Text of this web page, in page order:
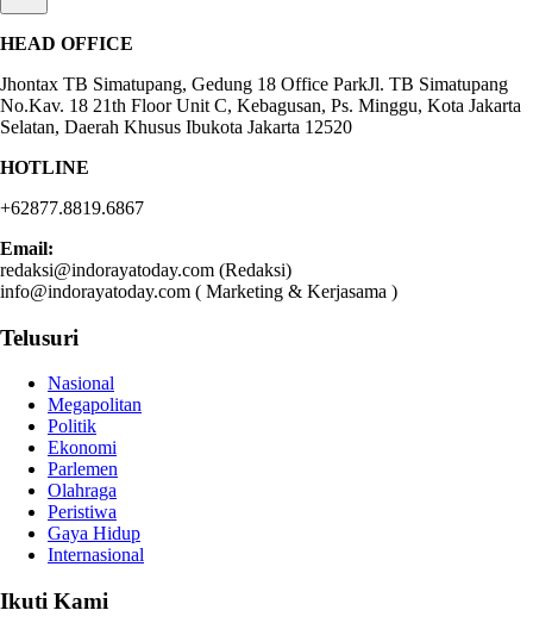
HEAD OFFICE
Jhontax TB Simatupang, Gedung 18 Office ParkJl. TB Simatupang
No.Kav. 18 21th Floor Unit C, Kebagusan, Ps. Minggu, Kota Jakarta
Selatan, Daerah Khusus Ibukota Jakarta 12520
HOTLINE
+62877.8819.6867
Email:
redaksi@indorayatoday.com (Redaksi)
info@indorayatoday.com ( Marketing & Kerjasama )
Telusuri
Nasional
Megapolitan
Politik
Ekonomi
Parlemen
Olahraga
Peristiwa
Gaya Hidup
Internasional
Ikuti Kami